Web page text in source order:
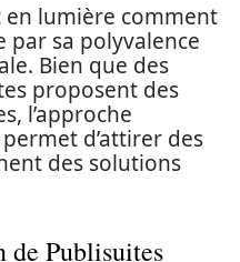
lumière comment
par sa polyvalence
Bien que des
proposent des
l’approche
permet d’attirer des
des solutions
de Publisuites